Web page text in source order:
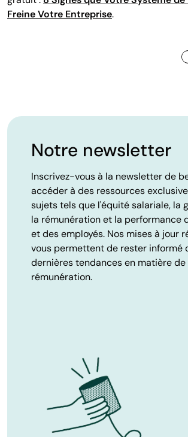
Freine Votre Entreprise.
Notre newsletter
Inscrivez-vous à la newsletter de
accéder à des ressources
sujets tels que l'équité salariale, la
la rémunération et la performance
et des employés. Nos mises à jour
vous permettent de rester informé
dernières tendances en matière de
rémunération.